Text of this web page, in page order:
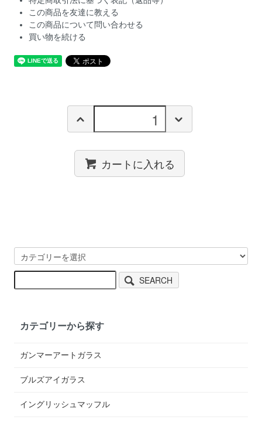
この商品を友達に教える
この商品について問い合わせる
買い物を続ける
カートに入れる
SEARCH
カテゴリーから探す
ガンマーアートガラス
ブルズアイガラス
イングリッシュマッフル